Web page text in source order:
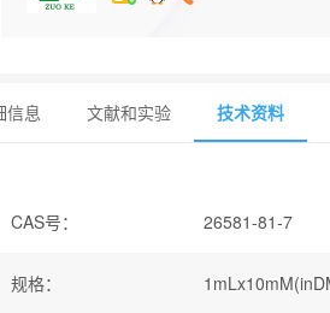
信息 文献和实验 技术资料
CAS号： 26581-81-7
规格：